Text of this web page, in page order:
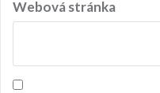
k
Webová stránka